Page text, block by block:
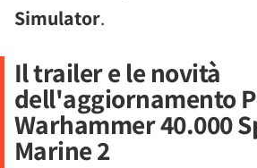
Simulator.
Il trailer e le novità
dell'aggiornamento
Warhammer 40.000
Marine 2